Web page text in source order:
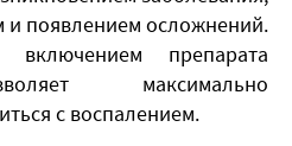
и появлением осложнений.
препарата
максимально
с воспалением.